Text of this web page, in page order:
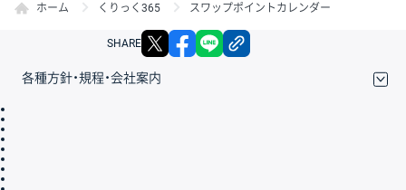
ホーム くりっく365 スワップポイントカレンダー
SHARE X facebook
各種方針・規程・会社案内